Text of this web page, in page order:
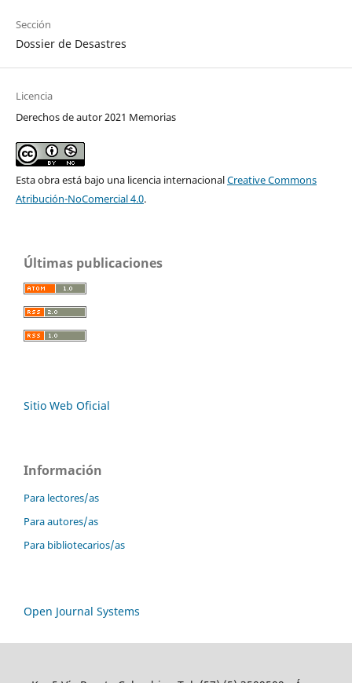
Sección
Dossier de Desastres
Licencia
Derechos de autor 2021 Memorias
Esta obra está bajo una licencia internacionalCreative Commons
Atribución-NoComercial 4.0.
Últimas publicaciones
Sitio Web Oficial
Información
Para lectores/as
Para autores/as
Para bibliotecarios/as
Open Journal Systems